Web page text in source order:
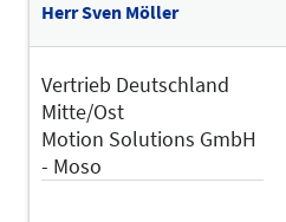
Herr Sven Möller
Vertrieb Deutschland
Mitte/Ost
Motion Solutions GmbH
- Moso